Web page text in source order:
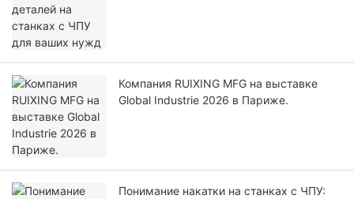
Компания RUIXING MFG на выставке
Global Industrie 2026 в Париже.
Понимание накатки на станках с ЧПУ: